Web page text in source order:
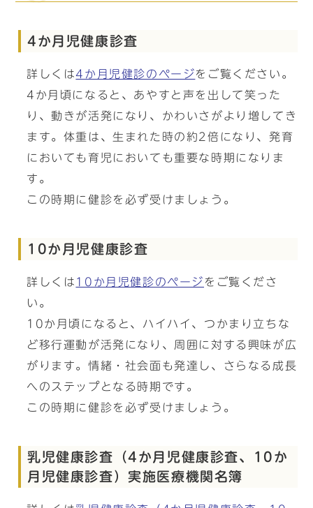
4か月児健康診査
詳しくは4か月児健診のページをご覧ください。
4か月頃になると、あやすと声を出して笑った
り、動きが活発になり、かわいさがより増してき
ます。体重は、生まれた時の約2倍になり、発育
においても育児においても重要な時期になりま
す。
この時期に健診を必ず受けましょう。
10か月児健康診査
詳しくは 10か月児健診のページ をご覧くださ
い。
10か月頃になると、ハイハイ、つかまり立ちな
ど移行運動が活発になり、周囲に対する興味が広
がります。情緒・社会面も発達し、さらなる成長
へのステップとなる時期です。
この時期に健診を必ず受けましょう。
乳児健康診査（4か月児健康診査、10か
月児健康診査）実施医療機関名簿